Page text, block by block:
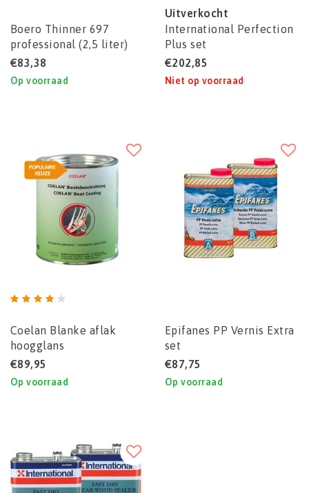
Boero Thinner 697
professional (2,5 liter)
€83,38
Op voorraad
Uitverkocht
International Perfection
Plus set
€202,85
Niet op voorraad
Coelan Blanke aflak
hoogglans
€89,95
Op voorraad
Epifanes PP Vernis Extra
set
€87,75
Op voorraad